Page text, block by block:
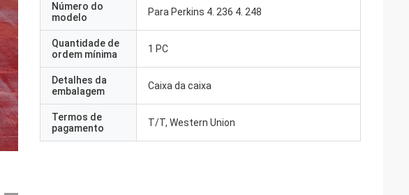
Número do
modelo
Para Perkins 4. 236 4. 248
Quantidade de
ordem mínima
1 PC
Detalhes da
embalagem
Caixa da caixa
Termos de
pagamento
T/T, Western Union